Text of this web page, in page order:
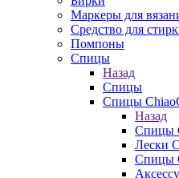
Маркеры для
Средство для
Помпоны
Спицы
Назад
Спицы
Спицы
Назад
Спицы
Лески
Cпицы